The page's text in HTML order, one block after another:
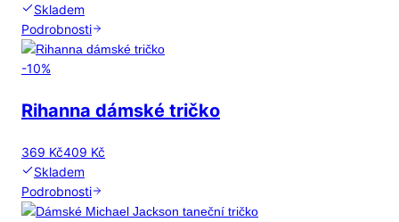
Skladem
Podrobnosti
-10%
Rihanna dámské tričko
369 Kč409 Kč
Skladem
Podrobnosti